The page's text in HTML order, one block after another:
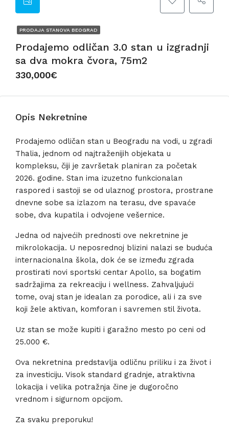
PRODAJA STANOVA BEOGRAD
Prodajemo odličan 3.0 stan u izgradnji
sa dva mokra čvora, 75m2
330,000€
Opis Nekretnine
Prodajemo odličan stan u Beogradu na vodi, u zgradi
Thalia, jednom od najtraženijih objekata u
kompleksu, čiji je završetak planiran za početak
2026. godine. Stan ima izuzetno funkcionalan
raspored i sastoji se od ulaznog prostora, prostrane
dnevne sobe sa izlazom na terasu, dve spavaće
sobe, dva kupatila i odvojene vešernice.
Jedna od najvećih prednosti ove nekretnine je
mikrolokacija. U neposrednoj blizini nalazi se buduća
internacionalna škola, dok će se između zgrada
prostirati novi sportski centar Apollo, sa bogatim
sadržajima za rekreaciju i wellness. Zahvaljujući
tome, ovaj stan je idealan za porodice, ali i za sve
koji žele aktivan, komforan i savremen stil života.
Uz stan se može kupiti i garažno mesto po ceni od
25.000 €.
Ova nekretnina predstavlja odličnu priliku i za život i
za investiciju. Visok standard gradnje, atraktivna
lokacija i velika potražnja čine je dugoročno
vrednom i sigurnom opcijom.
Za svaku preporuku!